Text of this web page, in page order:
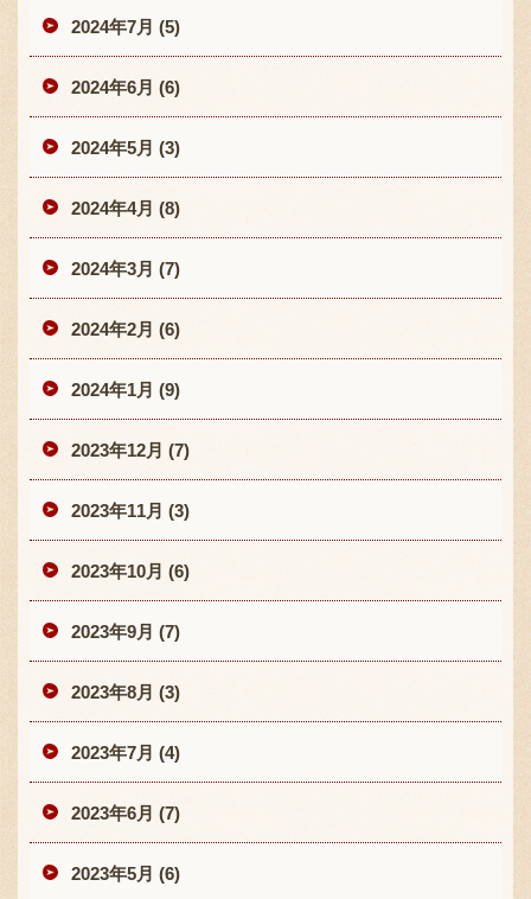
2024年7月 (5)
2024年6月 (6)
2024年5月 (3)
2024年4月 (8)
2024年3月 (7)
2024年2月 (6)
2024年1月 (9)
2023年12月 (7)
2023年11月 (3)
2023年10月 (6)
2023年9月 (7)
2023年8月 (3)
2023年7月 (4)
2023年6月 (7)
2023年5月 (6)